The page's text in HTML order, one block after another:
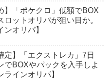
】「ポケクロ」低額でBOX
ロットオリパが狙い目か。
ンオリパ】
定】「エクストレカ」7日
でBOXやパックを入手しよ
ラインオリパ】